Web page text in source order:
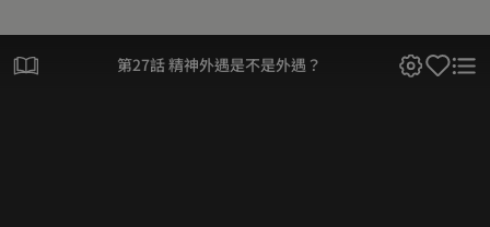
第27話 精神外遇是不是外遇？